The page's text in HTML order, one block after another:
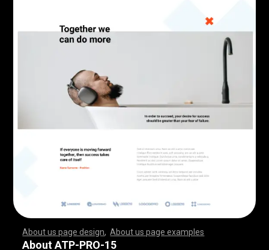
About us page design ,About us page examples
,,,,,,,,,,,,,,,,,,,,,,,, ,,,,,,,,,,,,,,,,,,,,,,,,,,,
,,,,,,,,,,,,,,,,,,,,,,,, ,,,,,,,,,,,,,,,,,,,,,,,,,,,
,,,,,,,,,,,,,,,,,,,,,,,, ,,,,,,,,,,,,,,,,,,,,,,,,,,,
,,,,,,,,,,,,,,,,,,,,,,,, ,,,,,,,,,,,,,,,,,,,,,,,,,,,
,,,,,,,,,,,,,,,,,,,,,,,, ,,,,,,,,,,,,,,,,,,,,,,,,,,,
,,,,,,,,,,,,,,,,,,,,,,,, ,,,,,,,,,,,,,,,,,,,,,,,,,,,
,,,,,,,,,,,,,,,,,,,,,,,, ,,,,,,,,,,,,,,,,,,,,,,,,,,,
,,,,,,,,,,,,,,,,,,,,,,,, ,,,,,,,,,,,,
About ATP-PRO-15